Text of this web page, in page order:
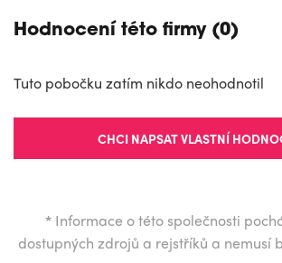
Hodnocení této firmy (0)
Tuto pobočku zatím nikdo neohodnotil
CHCI NAPSAT VLASTNÍ
* Informace o této společnosti
dostupných zdrojů a rejstříků a nemusí